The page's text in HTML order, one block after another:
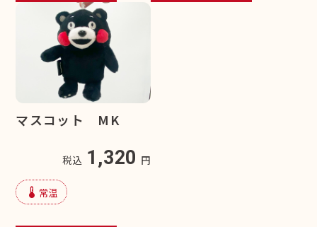
マスコット MK
税込 1,320 円
device_thermostat 常温